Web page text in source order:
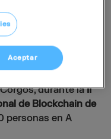
de las
sectores
durante laII
de Blockchain de
personas en A
Aceptar